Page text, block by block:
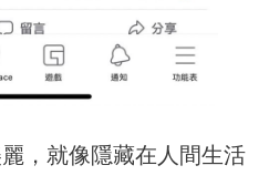
，就像隱藏在人間生活